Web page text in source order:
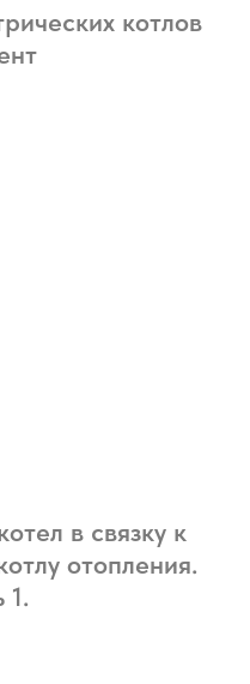
котлов
в связку к
отопления.
1.